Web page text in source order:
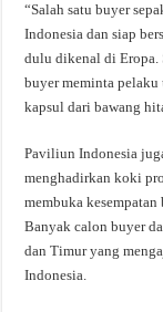
“Salah satu buyer
Indonesia dan siap
dulu dikenal di Eropa.
buyer meminta
kapsul dari bawang
Paviliun Indonesia
menghadirkan koki
membuka
Banyak calon buyer
dan Timur yang
Indonesia.